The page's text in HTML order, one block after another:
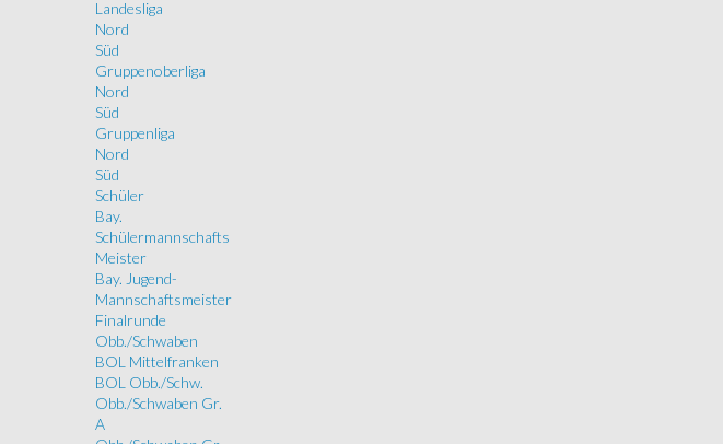
Landesliga
Nord
Süd
Gruppenoberliga
Nord
Süd
Gruppenliga
Nord
Süd
Schüler
Bay.
Schülermannschafts
Meister
Bay. Jugend-
Mannschaftsmeister
Finalrunde
Obb./Schwaben
BOL Mittelfranken
BOL Obb./Schw.
Obb./Schwaben Gr.
A